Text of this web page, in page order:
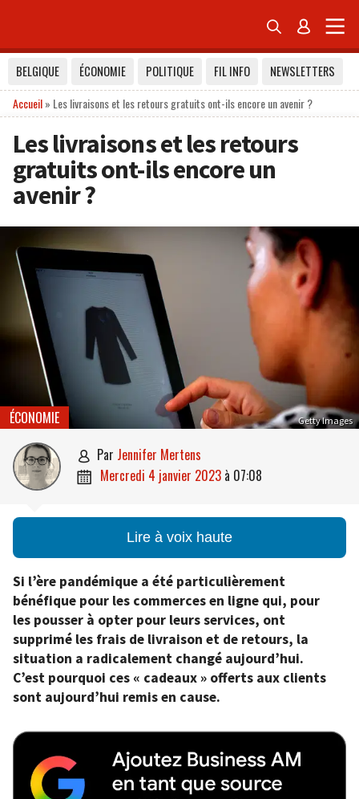
 
BELGIQUE ÉCONOMIE POLITIQUE FIL INFO
NEWSLETTERS
Accueil» Les livraisons et les retours gratuits ont-ils encore un avenir ?
Les livraisons et les retours
gratuits ont-ils encore un
avenir ?
Getty Images
ÉCONOMIE
 par Jennifer Mertens
 mercredi 4 janvier 2023 à 07:08
Lire à voix haute
Si l’ère pandémique a été particulièrement
bénéfique pour les commerces en ligne qui, pour
les pousser à opter pour leurs services, ont
supprimé les frais de livraison et de retours, la
situation a radicalement changé aujourd’hui.
C’est pourquoi ces « cadeaux » offerts aux clients
sont aujourd’hui remis en cause.